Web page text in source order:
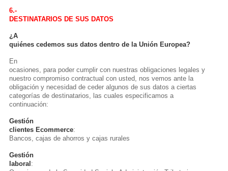
6.-
DESTINATARIOS DE SUS DATOS
¿A
quiénes cedemos sus datos dentro de la Unión Europea?
En
ocasiones, para poder cumplir con nuestras obligaciones legales y
nuestro compromiso contractual con usted, nos vemos ante la
obligación y necesidad de ceder algunos de sus datos a ciertas
categorías de destinatarios, las cuales especificamos a
continuación:
Gestión
clientes Ecommerce:
Bancos, cajas de ahorros y cajas rurales
Gestión
laboral :